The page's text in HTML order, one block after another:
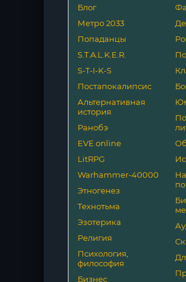
Блог
Метро 2033
Попаданцы
S.T.A.L.K.E.R.
S-T-I-K-S
Постапокалипсис
Альтернативная
история
Ранобэ
EVE online
LitRPG
Warhammer-40000
Этногенез
Технотьма
Эзотерика
Религия
Психология,
философия
Бизнес